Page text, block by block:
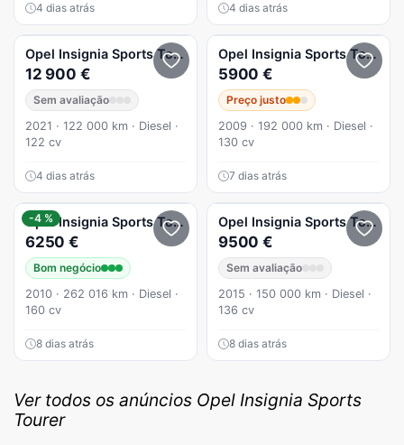
4 dias atrás 4 dias atrás
Opel Insignia Sports Tourer
12 900 €
Sem avaliação
2021 · 122 000 km · Diesel ·
122 cv
4 dias atrás
Opel Insignia Sports Tourer
5900 €
Preço justo
2009 · 192 000 km · Diesel ·
130 cv
7 dias atrás
-4 %
Opel Insignia Sports Tourer 2.0 CDTi Sport AWD
6250 €
Bom negócio
2010 · 262 016 km · Diesel ·
160 cv
8 dias atrás
Opel Insignia Sports Tourer
9500 €
Sem avaliação
2015 · 150 000 km · Diesel ·
136 cv
8 dias atrás
Ver todos os anúncios Opel Insignia Sports
Tourer